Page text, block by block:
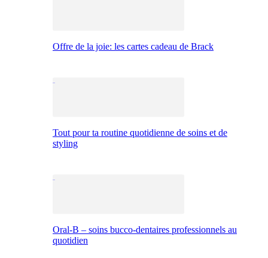
Offre de la joie: les cartes cadeau de Brack
Tout pour ta routine quotidienne de soins et de
styling
Oral-B – soins bucco-dentaires professionnels au
quotidien